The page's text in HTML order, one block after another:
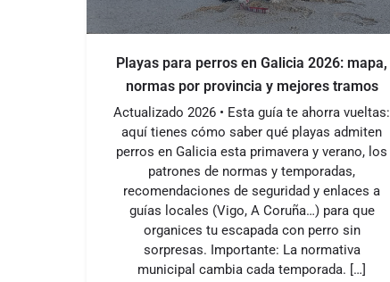
Playas para perros en Galicia 2026: mapa,
normas por provincia y mejores tramos
Actualizado 2026 • Esta guía te ahorra vueltas:
aquí tienes cómo saber qué playas admiten
perros en Galicia esta primavera y verano, los
patrones de normas y temporadas,
recomendaciones de seguridad y enlaces a
guías locales (Vigo, A Coruña…) para que
organices tu escapada con perro sin
sorpresas. Importante: La normativa
municipal cambia cada temporada. […]